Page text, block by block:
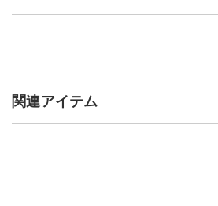
関連アイテム